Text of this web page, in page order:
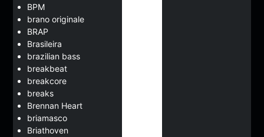
BPM
brano originale
BRAP
Brasileira
brazilian bass
breakbeat
breakcore
breaks
Brennan Heart
briamasco
Briathoven